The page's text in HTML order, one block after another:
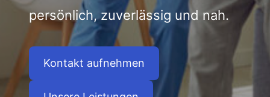
persönlich, zuverlässig und nah.
Kontakt aufnehmen